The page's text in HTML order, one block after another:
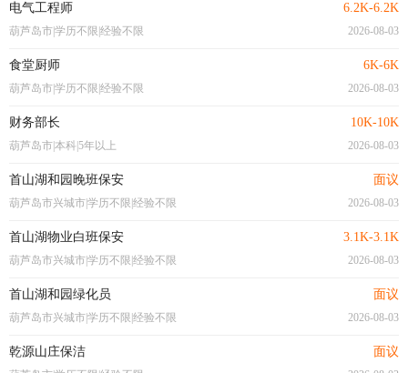
电气工程师 6.2K-6.2K
葫芦岛市|学历不限|经验不限 2026-08-03
食堂厨师 6K-6K
葫芦岛市|学历不限|经验不限 2026-08-03
财务部长 10K-10K
葫芦岛市|本科|5年以上 2026-08-03
首山湖和园晚班保安 面议
葫芦岛市兴城市|学历不限|经验不限 2026-08-03
首山湖物业白班保安 3.1K-3.1K
葫芦岛市兴城市|学历不限|经验不限 2026-08-03
首山湖和园绿化员 面议
葫芦岛市兴城市|学历不限|经验不限 2026-08-03
乾源山庄保洁 面议